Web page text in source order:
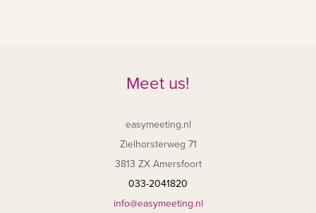
Meet us!
easymeeting.nl
Zielhorsterweg 71
3813 ZX Amersfoort
033-2041820
info@easymeeting.nl